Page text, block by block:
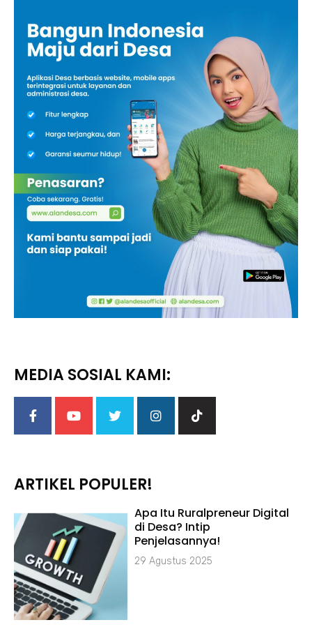
MEDIA SOSIAL KAMI:
ARTIKEL POPULER!
Apa Itu Ruralpreneur Digital
di Desa? Intip
Penjelasannya!
29 Agustus 2025